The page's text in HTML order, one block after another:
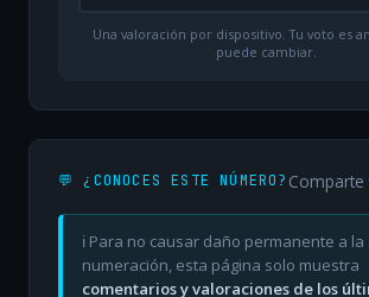
Una valoración por dispositivo. Tu voto es
puede cambiar.
💬 ¿CONOCES ESTE NÚMERO? Comparte
ℹ️ Para no causar daño permanente a la
numeración, esta página solo muestra
comentarios y valoraciones de los